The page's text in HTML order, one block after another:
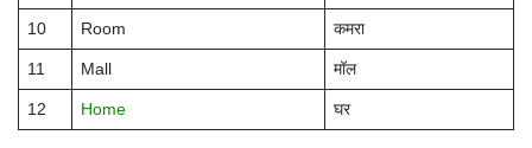
10 Room कमरा
11 Mall मॉल
12 Home घर